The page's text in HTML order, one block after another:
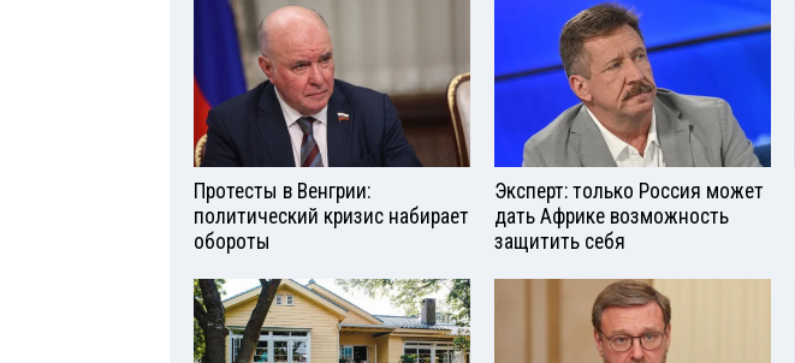
Протесты в Венгрии:
политический кризис набирает
обороты
Эксперт: только Россия может
дать Африке возможность
защитить себя